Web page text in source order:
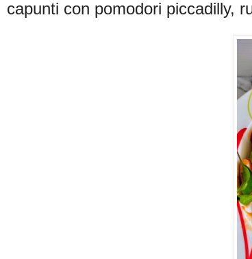
capunti con pomodori piccadilly,